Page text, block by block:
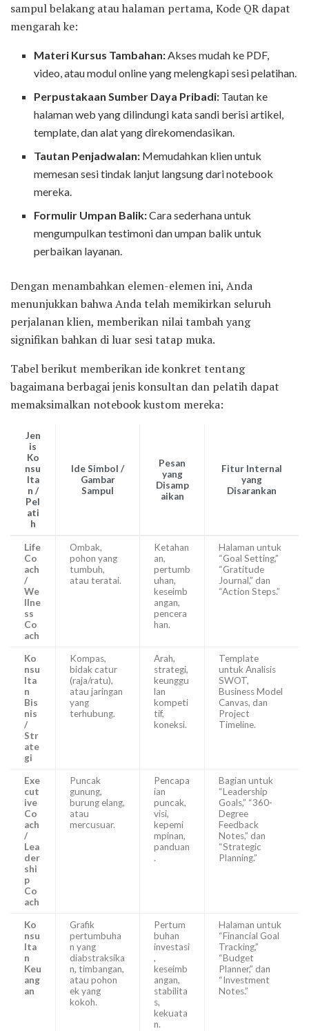
sampul belakang atau halaman pertama, Kode QR dapat
mengarah ke:
Materi Kursus Tambahan:Akses mudah ke PDF,
video, atau modul online yang melengkapi sesi pelatihan.
Perpustakaan Sumber Daya Pribadi: Tautan ke
halaman web yang dilindungi kata sandi berisi artikel,
template, dan alat yang direkomendasikan.
Tautan Penjadwalan: Memudahkan klien untuk
memesan sesi tindak lanjut langsung dari notebook
mereka.
Formulir Umpan Balik:Cara sederhana untuk
mengumpulkan testimoni dan umpan balik untuk
perbaikan layanan.
Dengan menambahkan elemen-elemen ini, Anda
menunjukkan bahwa Anda telah memikirkan seluruh
perjalanan klien, memberikan nilai tambah yang
signifikan bahkan di luar sesi tatap muka.
Tabel berikut memberikan ide konkret tentang
bagaimana berbagai jenis konsultan dan pelatih dapat
memaksimalkan notebook kustom mereka:
Jen
is
Ko
nsu
lta
n /
Pel
ati
h
Ide Simbol /
Gambar
Sampul
Pesan
yang
Disamp
aikan
Fitur Internal
yang
Disarankan
Life
Co
ach
/
We
llne
ss
Co
ach
Ombak,
pohon yang
tumbuh,
atau teratai.
Ketahan
an,
pertumb
uhan,
keseimb
angan,
pencera
han.
Halaman untuk
“Goal Setting,”
“Gratitude
Journal,” dan
“Action Steps.”
Ko
nsu
lta
n
Bis
nis
/
Str
ate
gi
Kompas,
bidak catur
(raja/ratu),
atau jaringan
yang
terhubung.
Arah,
strategi,
keunggu
lan
kompeti
tif,
koneksi.
Template
untuk Analisis
SWOT,
Business Model
Canvas, dan
Project
Timeline.
Exe
cut
ive
Co
ach
/
Lea
der
shi
p
Co
ach
Puncak
gunung,
burung elang,
atau
mercusuar.
Pencapa
ian
puncak,
visi,
kepemi
mpinan,
panduan
.
Bagian untuk
“Leadership
Goals,” “360-
Degree
Feedback
Notes,” dan
“Strategic
Planning.”
Ko
nsu
lta
n
Keu
ang
an
Grafik
pertumbuha
n yang
diabstraksika
n, timbangan,
atau pohon
ek yang
kokoh.
Pertum
buhan
investasi
,
keseimb
angan,
stabilita
s,
kekuata
n.
Halaman untuk
“Financial Goal
Tracking,”
“Budget
Planner,” dan
“Investment
Notes.”